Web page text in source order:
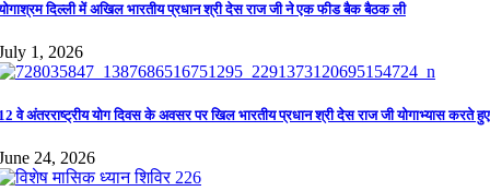
दिल्ली में अखिल भारतीय प्रधान श्री देस राज जी ने एक फीड बैक बैठक ली
1, 2026
वे अंतरराष्ट्रीय योग दिवस के अवसर पर खिल भारतीय प्रधान श्री देस राज जी योगाभ्यास करते हुए
24, 2026